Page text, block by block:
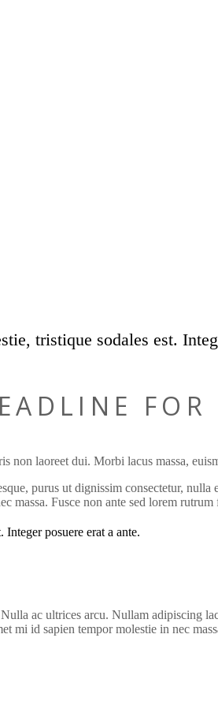
tristique sodales est.
FOR
laoreet dui. Morbi lacus massa,
purus ut dignissim consectetur,
massa. Fusce non ante sed lorem rutrum
posuere erat a ante.
ac ultrices arcu. Nullam adipiscing
mi id sapien tempor molestie in nec